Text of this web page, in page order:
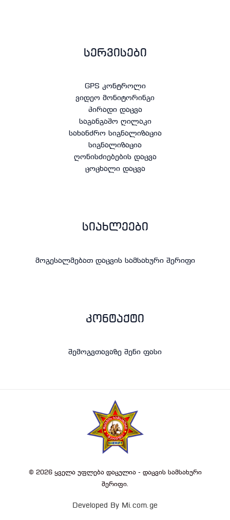
სერვისები
GPS კონტროლი
ვიდეო მონიტორინგი
პირადი დაცვა
საგანგაშო ღილაკი
სახანძრო სიგნალიზაცია
სიგნალიზაცია
ღონისძიებების დაცვა
ცოცხალი დაცვა
სიახლეები
მოგესალმებათ დაცვის სამსახური შერიფი
კონტაქტი
შემოგვთავაზე შენი ფასი
© 2026 ყველა უფლება დაცულია - დაცვის სამსახური
შერიფი.
Developed By Mi.com.ge